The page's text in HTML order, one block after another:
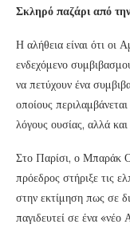
Σκληρό παζάρι από
Η αλήθεια είναι ότι οι
ενδεχόμενο
να πετύχουν ένα
οποίους
λόγους ουσίας, αλλά
Στο Παρίσι, ο Μπαράκ
πρόεδρος στήριξε τις
στην εκτίμηση πως σε
παγιδευτεί σε ένα